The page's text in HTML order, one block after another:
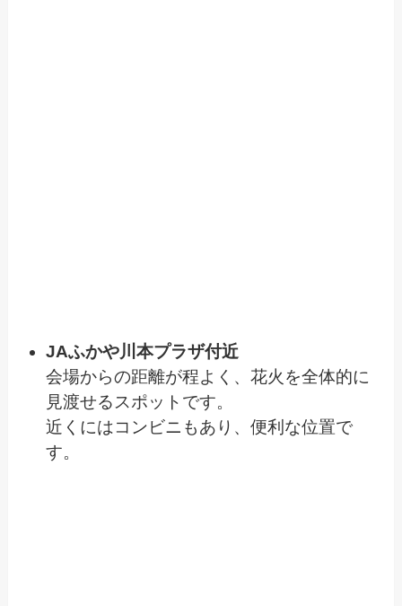
JAふかや川本プラザ付近
会場からの距離が程よく、花火を全体的に
見渡せるスポットです。
近くにはコンビニもあり、便利な位置で
す。